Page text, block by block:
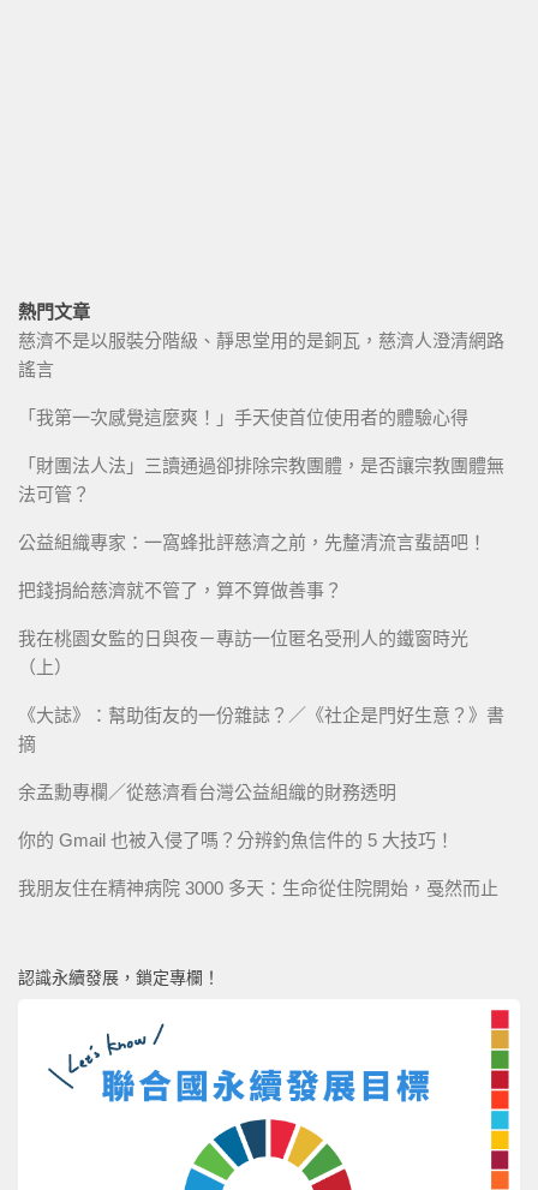
熱門文章
慈濟不是以服裝分階級、靜思堂用的是銅瓦，慈濟人澄清網路
謠言
「我第一次感覺這麼爽！」手天使首位使用者的體驗心得
「財團法人法」三讀通過卻排除宗教團體，是否讓宗教團體無
法可管？
公益組織專家：一窩蜂批評慈濟之前，先釐清流言蜚語吧！
把錢捐給慈濟就不管了，算不算做善事？
我在桃園女監的日與夜－專訪一位匿名受刑人的鐵窗時光
（上）
《大誌》：幫助街友的一份雜誌？／《社企是門好生意？》書
摘
余孟勳專欄／從慈濟看台灣公益組織的財務透明
你的 Gmail 也被入侵了嗎？分辨釣魚信件的 5 大技巧！
我朋友住在精神病院 3000 多天：生命從住院開始，戞然而止
認識永續發展，鎖定專欄！